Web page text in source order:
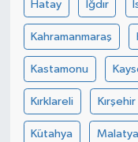
Hatay Iğdır
Kahramanmaraş
Kastamonu
Kırklareli Kırşehir
Kütahya Malatya